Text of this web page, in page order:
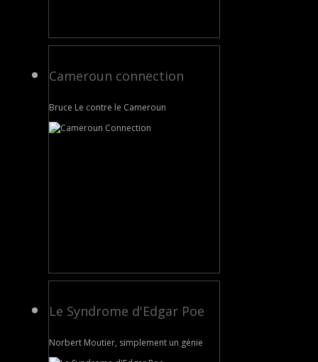
Cameroun connection
Bruce Le contre le Cameroun
Le Syndrome d'Edgar Poe
Norbert Moutier, simplement un génie